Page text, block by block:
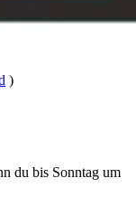
)
du bis Sonntag um